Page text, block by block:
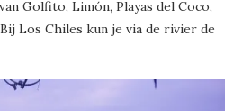
Golfito, Limón, Playas del Coco,
Los Chiles kun je via de rivier de